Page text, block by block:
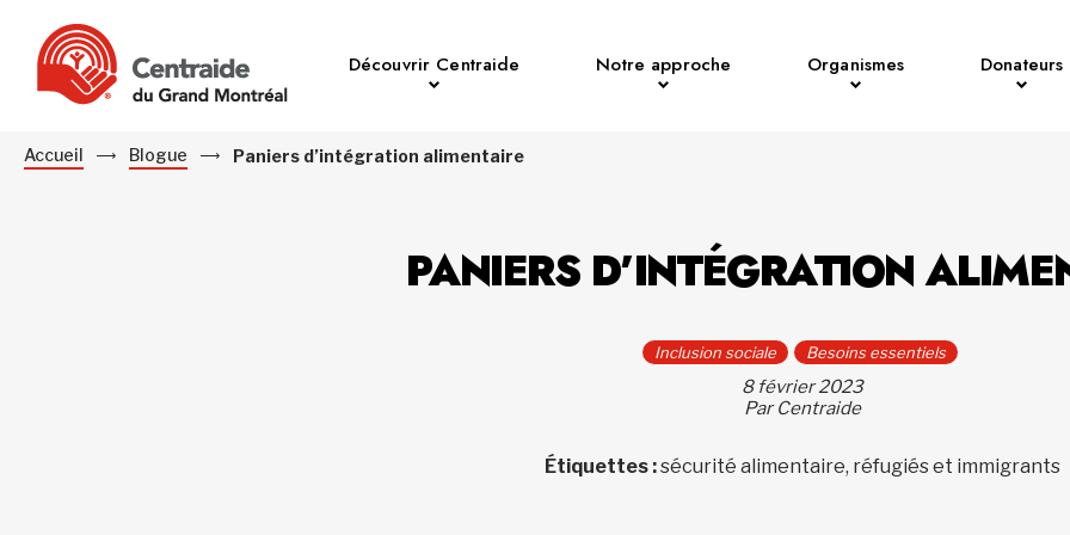
Découvrir Centraide Notre approche Organismes Donateurs
Accueil Blogue Paniers d’intégration alimentaire
PANIERS D’INTÉGRATION
Inclusion sociale Besoins essentiels
8 février 2023
Par Centraide
Étiquettes :sécurité alimentaire, réfugiés et immigrants